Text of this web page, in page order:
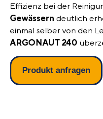
Effizienz bei der
Gewässern deutlich
einmal selber von den
ARGONAUT 240
Produkt anfragen